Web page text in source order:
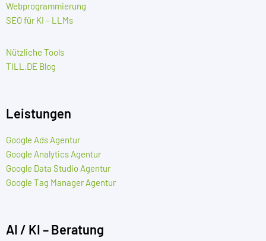
Webprogrammierung
SEO für KI – LLMs
Nützliche Tools
TILL.DE Blog
Leistungen
Google Ads Agentur
Google Analytics Agentur
Google Data Studio Agentur
Google Tag Manager Agentur
AI / KI – Beratung